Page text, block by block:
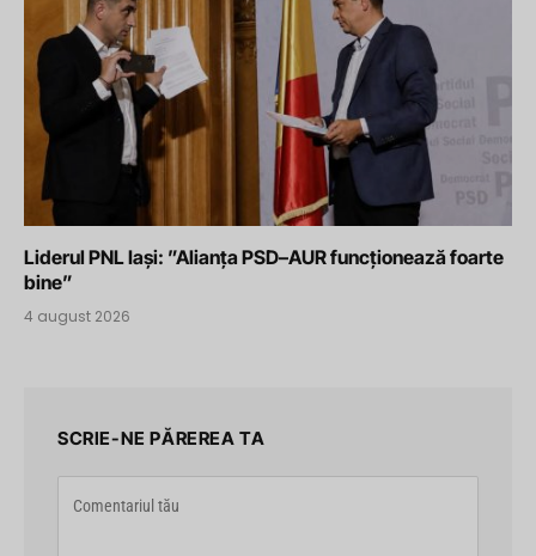
Liderul PNL Iași: ”Alianța PSD–AUR funcționează foarte
bine”
4 august 2026
SCRIE-NE PĂREREA TA